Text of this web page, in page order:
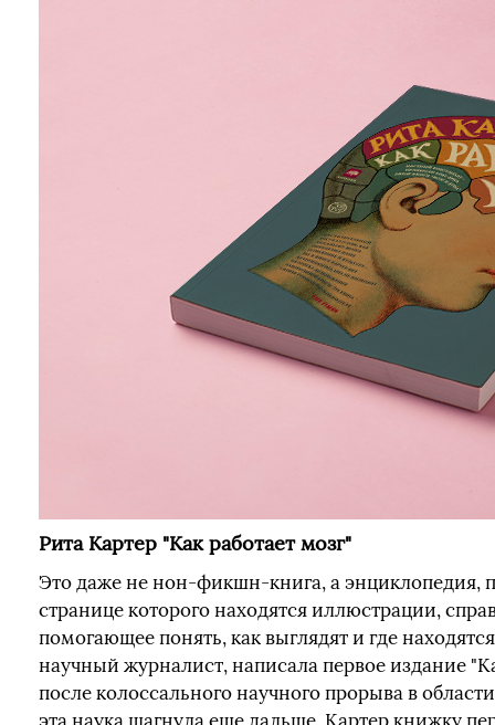
Рита Картер "Как работает мозг"
Это даже не нон-фикшн-книга, а энциклопедия,
странице которого находятся иллюстрации,
помогающее понять, как выглядят и где
научный журналист, написала первое издание
после колоссального научного прорыва в